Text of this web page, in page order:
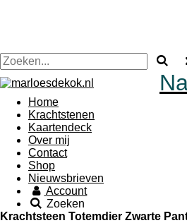
Home
Krachtstenen
Kaartendeck
Over mij
Contact
Shop
Nieuwsbrieven
Account
Zoeken
Krachtsteen Totemdier Zwarte